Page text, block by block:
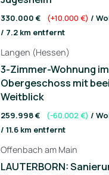
330.000 € (+10.000 €) /
/ 7.2 km entfernt
Langen (Hessen)
3-Zimmer-Wohnung im
Obergeschoss mit
Weitblick
259.998 € (-60.002 €) /
/ 11.6 km entfernt
Offenbach am Main
LAUTERBORN: